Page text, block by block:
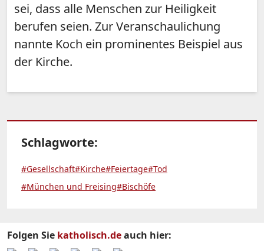
sei, dass alle Menschen zur Heiligkeit
berufen seien. Zur Veranschaulichung
nannte Koch ein prominentes Beispiel aus
der Kirche.
Schlagworte:
#Gesellschaft#Kirche#Feiertage#Tod
#München und Freising#Bischöfe
Folgen Sie katholisch.deauch hier: